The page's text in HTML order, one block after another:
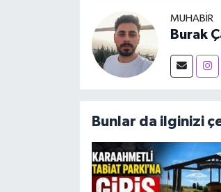
MUHABIR
Burak
Bunlar da ilginizi